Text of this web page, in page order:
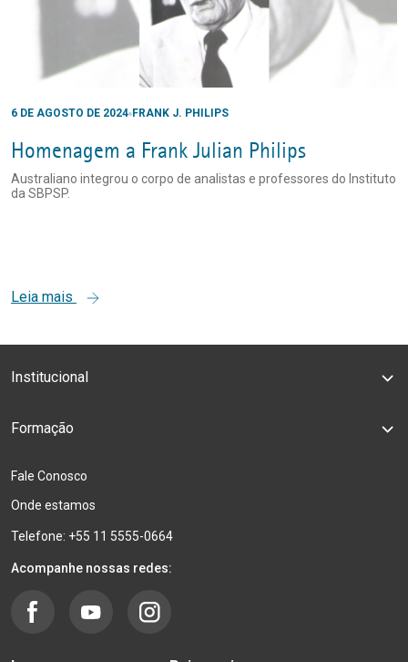
6 DE AGOSTO DE 2024 FRANK J. PHILIPS
Homenagem a Frank Julian Philips
Australiano integrou o corpo de analistas e professores do Instituto
da SBPSP.
Leia mais
Institucional
Formação
Fale Conosco
Onde estamos
Telefone: +55 11 5555-0664
Acompanhe nossas redes: